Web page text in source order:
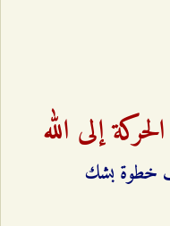
إلى الله
خطوة بشك